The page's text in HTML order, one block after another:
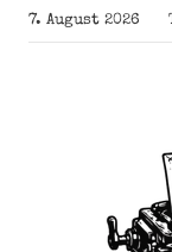
Zum
Inhalt
7. August 2026